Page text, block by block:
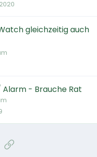
gleichzeitig auch
- Brauche Rat
E-Mail